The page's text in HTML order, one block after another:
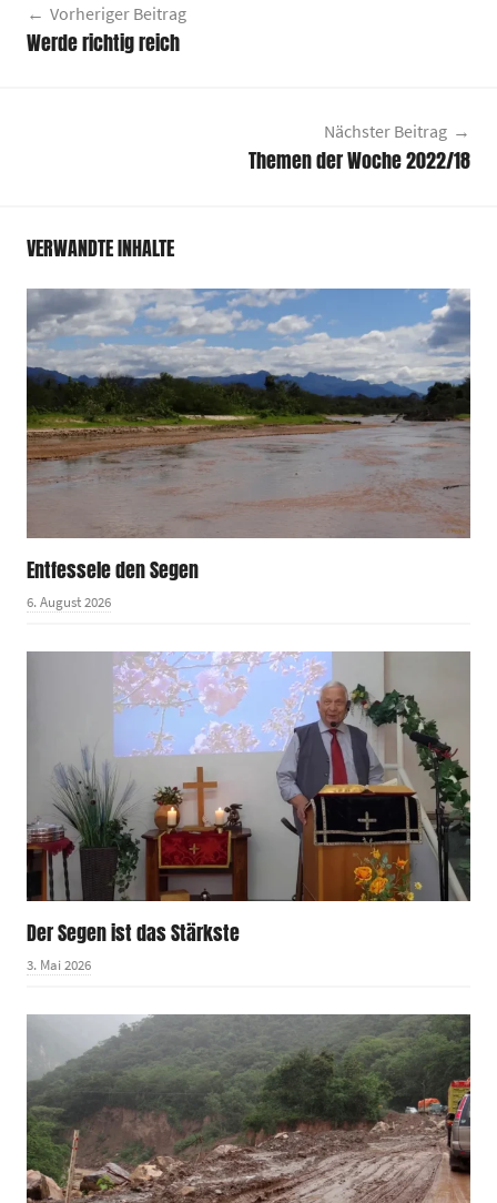
Vorheriger Beitrag
Werde richtig reich
Nächster Beitrag
Themen der Woche 2022/18
VERWANDTE INHALTE
Entfessele den Segen
6. August 2026
Der Segen ist das Stärkste
3. Mai 2026